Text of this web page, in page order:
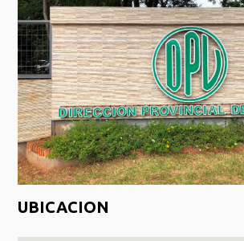
UBICACION